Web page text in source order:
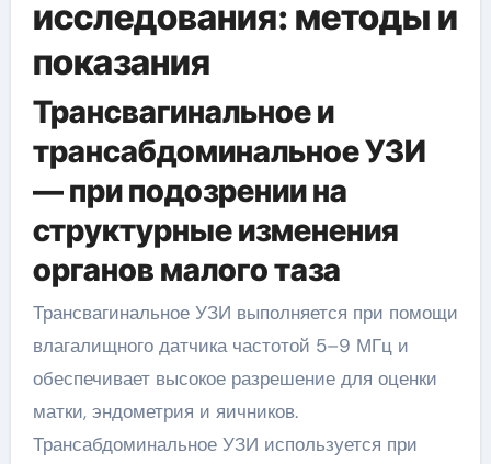
исследования: методы и
показания
Трансвагинальное и
трансабдоминальное УЗИ
— при подозрении на
структурные изменения
органов малого таза
Трансвагинальное УЗИ выполняется при помощи
влагалищного датчика частотой 5–9 МГц и
обеспечивает высокое разрешение для оценки
матки, эндометрия и яичников.
Трансабдоминальное УЗИ используется при